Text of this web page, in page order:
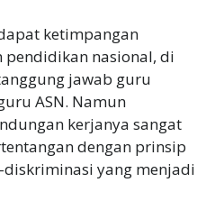
ketimpangan
nasional, di
jawab guru
ASN. Namun
kerjanya sangat
dengan prinsip
yang menjadi